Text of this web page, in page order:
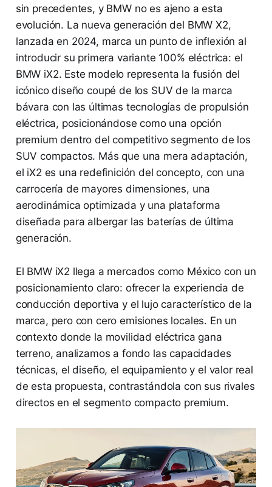
sin precedentes, y BMW no es ajeno a esta
evolución. La nueva generación del BMW X2,
lanzada en 2024, marca un punto de inflexión al
introducir su primera variante 100% eléctrica: el
BMW iX2. Este modelo representa la fusión del
icónico diseño coupé de los SUV de la marca
bávara con las últimas tecnologías de propulsión
eléctrica, posicionándose como una opción
premium dentro del competitivo segmento de los
SUV compactos. Más que una mera adaptación,
el iX2 es una redefinición del concepto, con una
carrocería de mayores dimensiones, una
aerodinámica optimizada y una plataforma
diseñada para albergar las baterías de última
generación.
El BMW iX2 llega a mercados como México con un
posicionamiento claro: ofrecer la experiencia de
conducción deportiva y el lujo característico de la
marca, pero con cero emisiones locales. En un
contexto donde la movilidad eléctrica gana
terreno, analizamos a fondo las capacidades
técnicas, el diseño, el equipamiento y el valor real
de esta propuesta, contrastándola con sus rivales
directos en el segmento compacto premium.